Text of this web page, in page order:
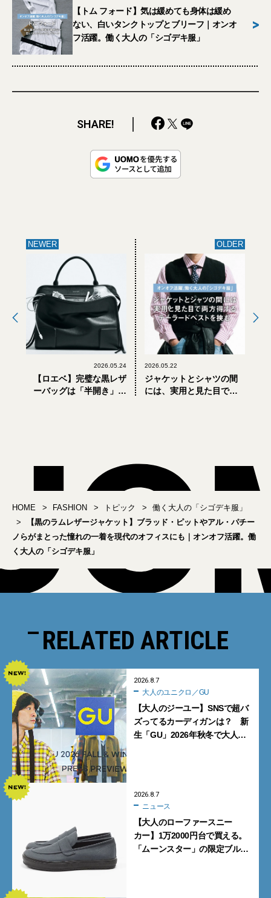
【トム フォード】気は緩めても身体は緩め
ない、白いタンクトップとブリーフ｜オンオ
フ活躍。働く大人の「シゴデキ服」
>
SHARE!
NEWER
2026.05.24
【ロエベ】完璧な黒レザ
ーバッグは「半開き」。
OLDER
2026.05.22
ジャケットとシャツの間
には、実用と見た目で両
HOME FASHION トピック
働く大人の「シゴデキ服」
【黒のラムレザージャケット】ブラッド・ピットやアル・パチー
ノらがまとった憧れの一着を現代のオフィスにも｜オンオフ活躍。働
く大人の「シゴデキ服」
RELATED ARTICLE
2026.8.7
大人のユニクロ／GU
【大人のジーユー】SNSで超バ
ズってるカーディガンは？ 新
生「GU」2026年秋冬で大人メ
2026.8.7
ニュース
【大人のローファースニー
カー】1万2000円台で買える。
「ムーンスター」の限定ブルー